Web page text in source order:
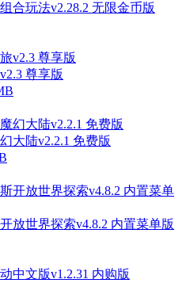
合玩法v2.28.2 无限金币版
尊享版
大陆v2.2.1 免费版
放世界探索v4.8.2 内置菜单版